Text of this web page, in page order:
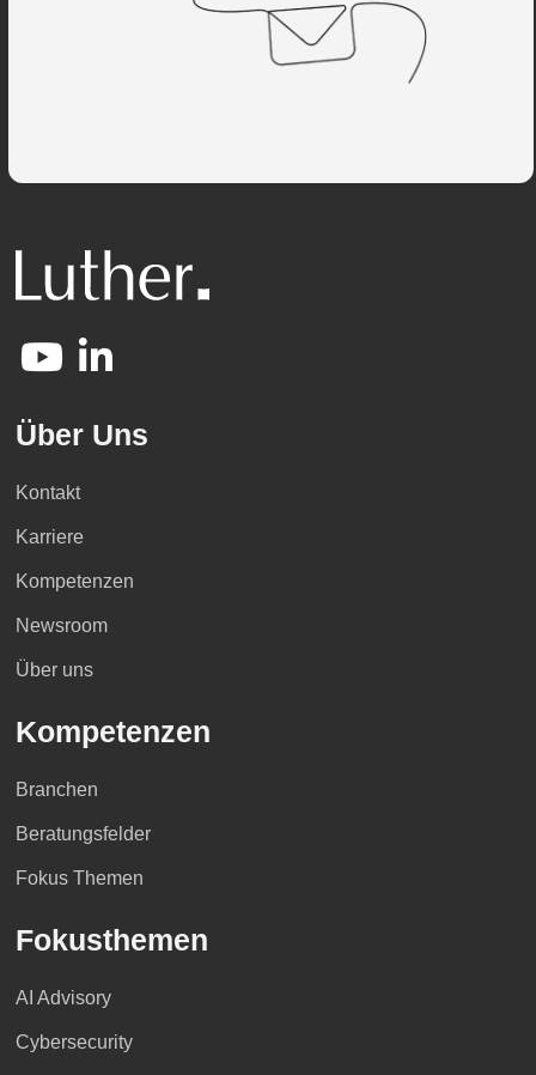
Über Uns
Kontakt
Karriere
Kompetenzen
Newsroom
Über uns
Kompetenzen
Branchen
Beratungsfelder
Fokus Themen
Fokusthemen
AI Advisory
Cybersecurity